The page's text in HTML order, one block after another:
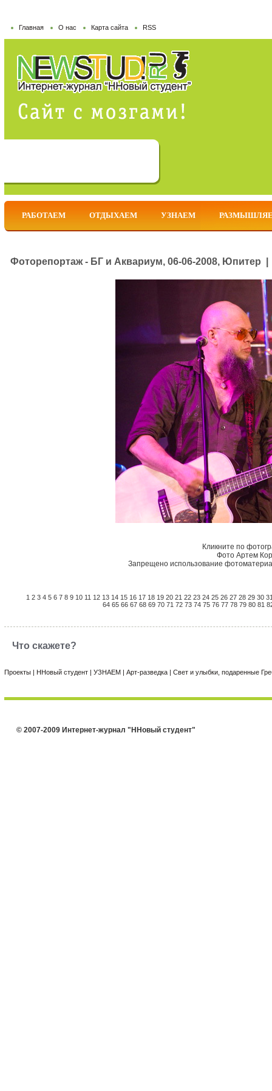
Главная О нас Карта сайта RSS
РАБОТАЕМ ОТДЫХАЕМ УЗНАЕМ
Фоторепортаж - БГ и Аквариум, 06-06-2008, Юпитер
Кликните по
Фото Артем
Запрещено использование
1 2 3 4 5 6 7 8 9 10 11 12 13 14 15 16 17 18 19 20 21 22 23 24 25 26 27 28 29 30
64 65 66 67 68 69 70 71 72 73 74 75 76 77 78 79 80 81
Что скажете?
Проекты | ННовый студент | УЗНАЕМ | Арт-разведка | Свет и улыбки, подаренные
© 2007-2009 Интернет-журнал "ННовый студент"